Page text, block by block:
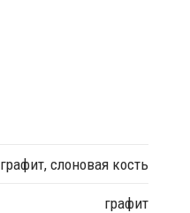
графит, слоновая кость
графит